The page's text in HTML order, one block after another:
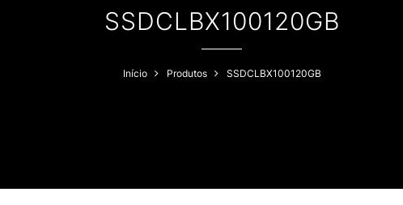
SSDCLBX100120GB
Início Produtos SSDCLBX100120GB